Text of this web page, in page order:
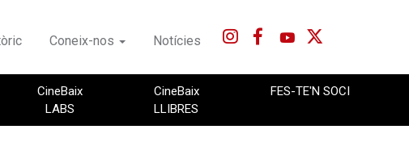
Coneix-nos Notícies
CineBaix
LABS
CineBaix
LLIBRES
FES-TE'N SOCI